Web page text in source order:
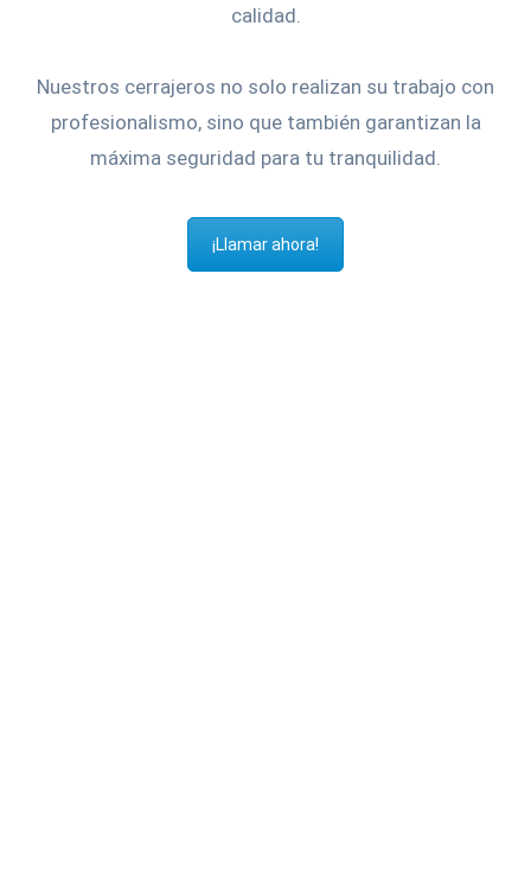
calidad.
Nuestros cerrajeros no solo realizan su trabajo con
profesionalismo, sino que también garantizan la
máxima seguridad para tu tranquilidad.
¡Llamar ahora!